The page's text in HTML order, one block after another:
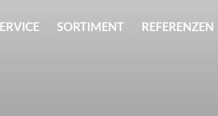
SORTIMENT REFERENZEN